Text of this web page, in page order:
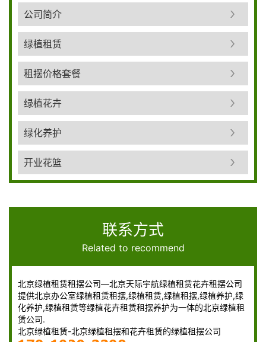
公司简介
绿植租赁
租摆价格套餐
绿植花卉
绿化养护
开业花篮
联系方式
Related to recommend
北京绿植租赁租摆公司—北京天际宇航绿植租赁花卉租摆公司
提供北京办公室绿植租赁租摆,绿植租赁,绿植租摆,绿植养护,绿
化养护,绿植租赁等绿植花卉租赁租摆养护为一体的北京绿植租
赁公司.
北京绿植租赁-北京绿植租摆和花卉租赁的绿植租摆公司